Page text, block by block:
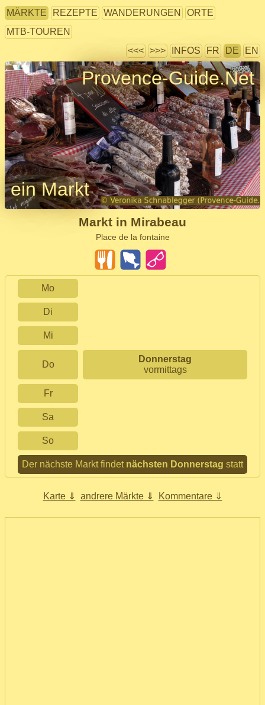
MÄRKTE REZEPTE WANDERUNGEN
ORTE
MTB-TOUREN
<<< >>> INFOS FR DE EN
Provence-Guide.Net
ein Markt
Markt in Mirabeau
Place de la fontaine
Mo
Di
Mi
Do
Donnerstag
vormittags
Fr
Sa
So
Der nächste Markt findet nächsten Donnerstag statt
Karte ⇓ andrere Märkte ⇓ Kommentare ⇓